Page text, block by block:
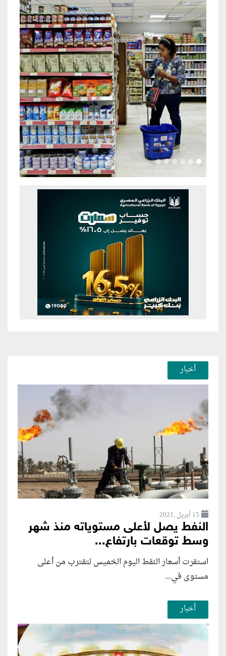
Previous Next
أخبار
15 أبريل ,2021
النفط يصل لأعلى مستوياته منذ شهر
وسط توقعات بارتفاع...
استقرت أسعار النفط اليوم الخميس لتقترب من أعلى
مستوى في...
أخبار